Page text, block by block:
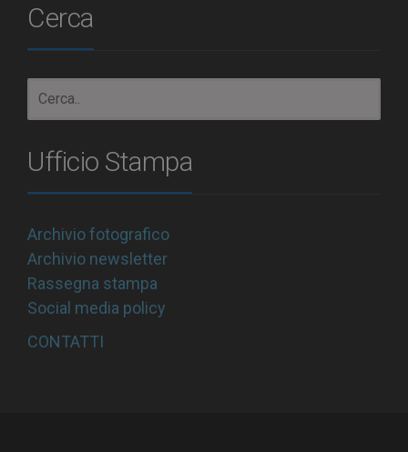
Cerca
Ufficio Stampa
Archivio fotografico
Archivio newsletter
Rassegna stampa
Social media policy
CONTATTI